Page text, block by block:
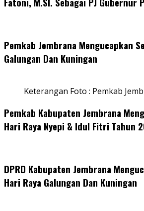
Pemkab Jembrana Mengucapkan
Galungan Dan Kuningan
Keterangan Foto : Pemkab
Pemkab Kabupaten Jembrana
Hari Raya Nyepi & Idul Fitri Tahun
DPRD Kabupaten Jembrana
Hari Raya Galungan Dan Kuningan